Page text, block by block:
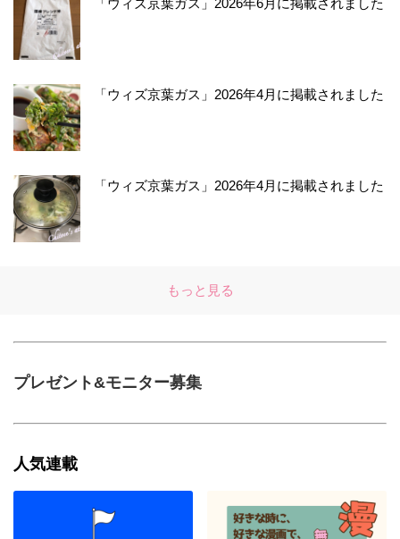
「ウィズ京葉ガス」2026年6月に掲載されました
「ウィズ京葉ガス」2026年4月に掲載されました
「ウィズ京葉ガス」2026年4月に掲載されました
もっと見る
プレゼント&モニター募集
人気連載